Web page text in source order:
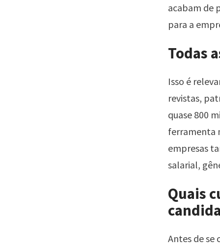
acabam de
para a
Todas
Isso é
revistas,
quase 800
ferramenta
empresas
salarial,
Quais
Antes de se